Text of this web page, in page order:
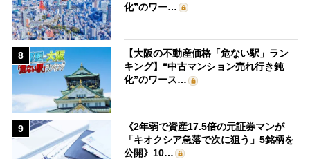
化”のワー…
8
【大阪の不動産価格「危ない駅」ラン
キング】“中古マンション売れ行き鈍
化”のワース…
9
《2年弱で資産17.5倍の元証券マンが
「キオクシア急落で次に狙う」5銘柄を
公開》10…